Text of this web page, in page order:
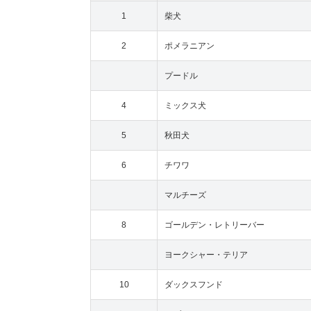
1 柴犬
2 ポメラニアン
プードル
4 ミックス犬
5 秋田犬
6 チワワ
マルチーズ
8 ゴールデン・レトリーバー
ヨークシャー・テリア
10 ダックスフンド